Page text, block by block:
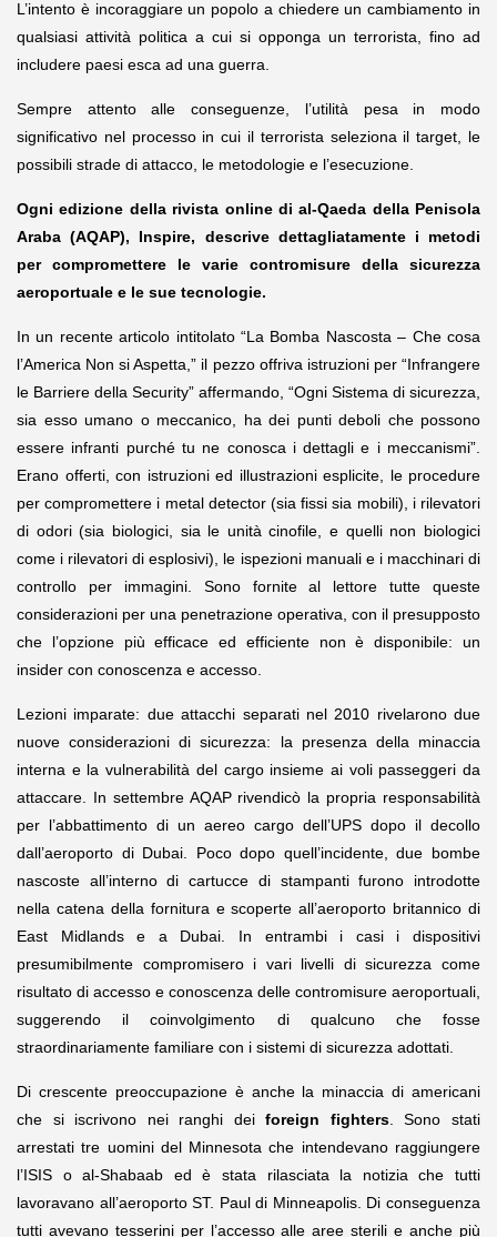
L’intento è incoraggiare un popolo a chiedere un cambiamento in
qualsiasi attività politica a cui si opponga un terrorista, fino ad
includere paesi esca ad una guerra.
Sempre attento alle conseguenze, l’utilità pesa in modo
significativo nel processo in cui il terrorista seleziona il target, le
possibili strade di attacco, le metodologie e l’esecuzione.
Ogni edizione della rivista online di al-Qaeda della Penisola
Araba (AQAP), Inspire, descrive dettagliatamente i metodi
per compromettere le varie contromisure della sicurezza
aeroportuale e le sue tecnologie.
In un recente articolo intitolato “La Bomba Nascosta – Che cosa
l’America Non si Aspetta,” il pezzo offriva istruzioni per “Infrangere
le Barriere della Security” affermando, “Ogni Sistema di sicurezza,
sia esso umano o meccanico, ha dei punti deboli che possono
essere infranti purché tu ne conosca i dettagli e i meccanismi”.
Erano offerti, con istruzioni ed illustrazioni esplicite, le procedure
per compromettere i metal detector (sia fissi sia mobili), i rilevatori
di odori (sia biologici, sia le unità cinofile, e quelli non biologici
come i rilevatori di esplosivi), le ispezioni manuali e i macchinari di
controllo per immagini. Sono fornite al lettore tutte queste
considerazioni per una penetrazione operativa, con il presupposto
che l’opzione più efficace ed efficiente non è disponibile: un
insider con conoscenza e accesso.
Lezioni imparate: due attacchi separati nel 2010 rivelarono due
nuove considerazioni di sicurezza: la presenza della minaccia
interna e la vulnerabilità del cargo insieme ai voli passeggeri da
attaccare. In settembre AQAP rivendicò la propria responsabilità
per l’abbattimento di un aereo cargo dell’UPS dopo il decollo
dall’aeroporto di Dubai. Poco dopo quell’incidente, due bombe
nascoste all’interno di cartucce di stampanti furono introdotte
nella catena della fornitura e scoperte all’aeroporto britannico di
East Midlands e a Dubai. In entrambi i casi i dispositivi
presumibilmente compromisero i vari livelli di sicurezza come
risultato di accesso e conoscenza delle contromisure aeroportuali,
suggerendo il coinvolgimento di qualcuno che fosse
straordinariamente familiare con i sistemi di sicurezza adottati.
Di crescente preoccupazione è anche la minaccia di americani
che si iscrivono nei ranghi deiforeign fighters. Sono stati
arrestati tre uomini del Minnesota che intendevano raggiungere
l’ISIS o al-Shabaab ed è stata rilasciata la notizia che tutti
lavoravano all’aeroporto ST. Paul di Minneapolis. Di conseguenza
tutti avevano tesserini per l’accesso alle aree sterili e anche più